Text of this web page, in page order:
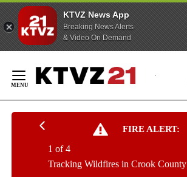
KTVZ News App
Breaking News Alerts
& Video On Demand
Content
FIRE ALERT:
Tracking Wildfires in Crook County
1 of 4